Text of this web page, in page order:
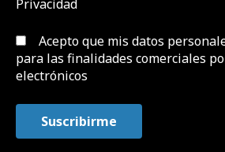
Privacidad
Acepto que mis datos
para las finalidades comerciales
electrónicos